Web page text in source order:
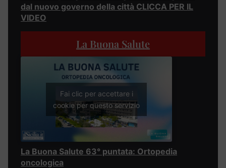
dal nuovo governo della città CLICCA PER IL
VIDEO
La Buona Salute
Fai clic per accettare i
cookie per questo servizio
La Buona Salute 63° puntata: Ortopedia
oncologica